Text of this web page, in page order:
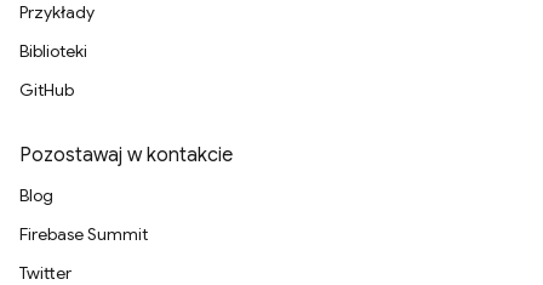
Przykłady
Biblioteki
GitHub
Pozostawaj w kontakcie
Blog
Firebase Summit
Twitter